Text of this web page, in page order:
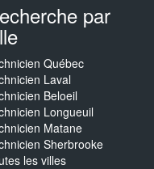
par
Québec
Laval
Beloeil
Longueuil
Matane
Sherbrooke
les villes